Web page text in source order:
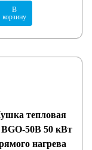
В
корзину